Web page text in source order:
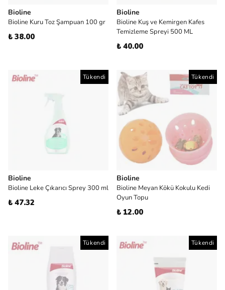
Bioline
Bioline Kuru Toz Şampuan 100 gr
₺ 38.00
Bioline
Bioline Kuş ve Kemirgen Kafes
Temizleme Spreyi 500 ML
₺ 40.00
Tükendi
Bioline
Bioline Leke Çıkarıcı Sprey 300 ml
₺ 47.32
Tükendi
Bioline
Bioline Meyan Kökü Kokulu Kedi
Oyun Topu
₺ 12.00
Tükendi Tükendi